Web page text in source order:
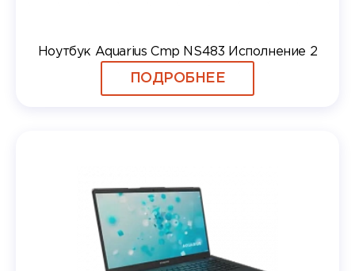
Ноутбук Aquarius Cmp NS483 Исполнение 2
ПОДРОБНЕЕ